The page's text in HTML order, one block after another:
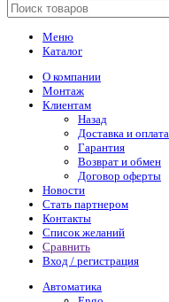
Меню
Каталог
О компании
Монтаж
Клиентам
Назад
Доставка и оплата
Гарантия
Возврат и обмен
Договор оферты
Новости
Стать партнером
Контакты
Список желаний
Сравнить
Вход / регистрация
Автоматика